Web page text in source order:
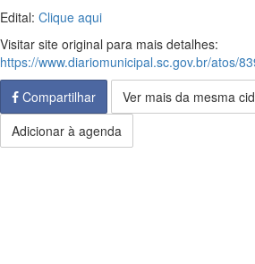
Edital: Clique aqui
Visitar site original para mais detalhes:
https://www.diariomunicipal.sc.gov.br/atos/
Compartilhar
Ver mais da mesma
Adicionar à agenda